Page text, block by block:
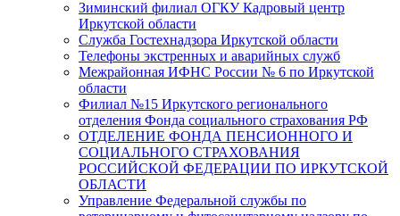
Зиминский филиал ОГКУ Кадровый центр
Иркутской области
Служба Гостехнадзора Иркутской области
Телефоны экстренных и аварийных служб
Межрайонная ИФНС России № 6 по Иркутской
области
Филиал №15 Иркутского регионального
отделения Фонда социального страхования РФ
ОТДЕЛЕНИЕ ФОНДА ПЕНСИОННОГО И
СОЦИАЛЬНОГО СТРАХОВАНИЯ
РОССИЙСКОЙ ФЕДЕРАЦИИ ПО ИРКУТСКОЙ
ОБЛАСТИ
Управление Федеральной службы по